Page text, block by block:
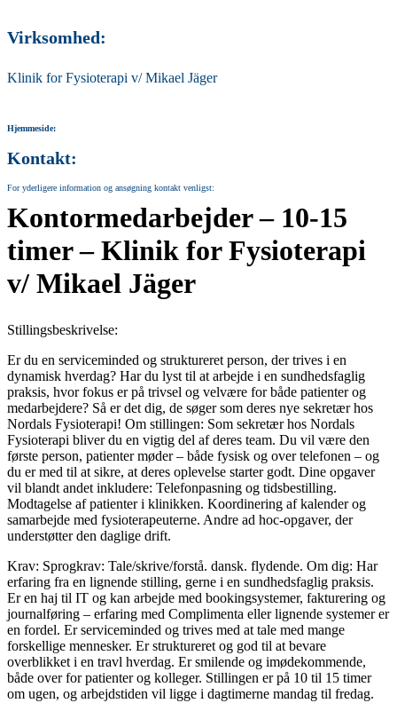
Virksomhed:
Klinik for Fysioterapi v/ Mikael Jäger
Hjemmeside:
Kontakt:
For yderligere information og ansøgning kontakt venligst:
Kontormedarbejder – 10-15
timer – Klinik for Fysioterapi
v/ Mikael Jäger
Stillingsbeskrivelse:
Er du en serviceminded og struktureret person, der trives i en
dynamisk hverdag? Har du lyst til at arbejde i en sundhedsfaglig
praksis, hvor fokus er på trivsel og velvære for både patienter og
medarbejdere? Så er det dig, de søger som deres nye sekretær hos
Nordals Fysioterapi! Om stillingen: Som sekretær hos Nordals
Fysioterapi bliver du en vigtig del af deres team. Du vil være den
første person, patienter møder – både fysisk og over telefonen – og
du er med til at sikre, at deres oplevelse starter godt. Dine opgaver
vil blandt andet inkludere: Telefonpasning og tidsbestilling.
Modtagelse af patienter i klinikken. Koordinering af kalender og
samarbejde med fysioterapeuterne. Andre ad hoc-opgaver, der
understøtter den daglige drift.
Krav: Sprogkrav: Tale/skrive/forstå. dansk. flydende. Om dig: Har
erfaring fra en lignende stilling, gerne i en sundhedsfaglig praksis.
Er en haj til IT og kan arbejde med bookingsystemer, fakturering og
journalføring – erfaring med Complimenta eller lignende systemer er
en fordel. Er serviceminded og trives med at tale med mange
forskellige mennesker. Er struktureret og god til at bevare
overblikket i en travl hverdag. Er smilende og imødekommende,
både over for patienter og kolleger. Stillingen er på 10 til 15 timer
om ugen, og arbejdstiden vil ligge i dagtimerne mandag til fredag.